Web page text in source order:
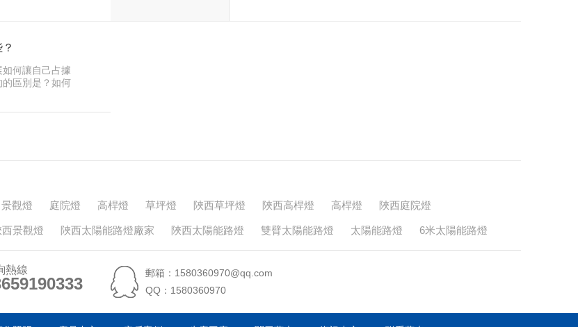
何讓自己占據
區別是？如何
景觀燈 庭院燈 高桿燈 草坪燈 陜西草坪燈 陜西高桿燈 高桿燈 陜西庭院燈
西景觀燈 陜西太陽能路燈廠家 陜西太陽能路燈 雙臂太陽能路燈 太陽能路燈 6米太陽能路燈
熱線
郵箱：1580360970@qq.com
QQ：1580360970